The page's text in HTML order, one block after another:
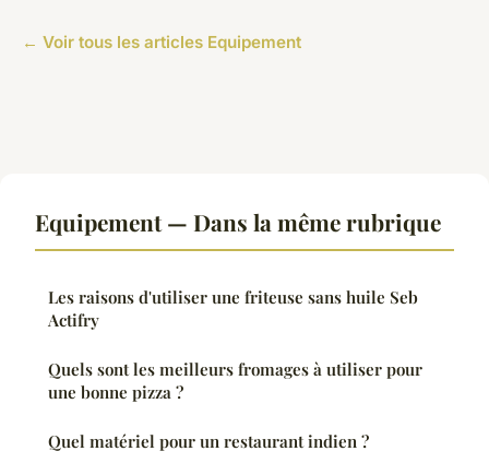
← Voir tous les articles Equipement
Equipement — Dans la même rubrique
Les raisons d'utiliser une friteuse sans huile Seb
Actifry
Quels sont les meilleurs fromages à utiliser pour
une bonne pizza ?
Quel matériel pour un restaurant indien ?